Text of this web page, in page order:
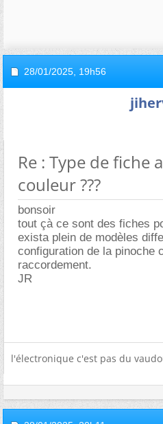
28/01/2025, 19h56
Re : Type de fiche
couleur ???
bonsoir
tout çà ce sont des fiches
exista plein de modèles
configuration de la pinoche
raccordement.
JR
l'électronique c'est pas du